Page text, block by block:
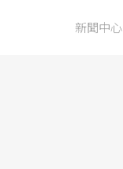
新聞中心